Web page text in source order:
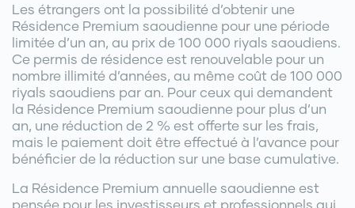
Les étrangers ont la possibilité d’obtenir une
Résidence Premium saoudienne pour une période
limitée d’un an, au prix de 100 000 riyals saoudiens.
Ce permis de résidence est renouvelable pour un
nombre illimité d’années, au même coût de 100 000
riyals saoudiens par an. Pour ceux qui demandent
la Résidence Premium saoudienne pour plus d’un
an, une réduction de 2 % est offerte sur les frais,
mais le paiement doit être effectué à l’avance pour
bénéficier de la réduction sur une base cumulative.
La Résidence Premium annuelle saoudienne est